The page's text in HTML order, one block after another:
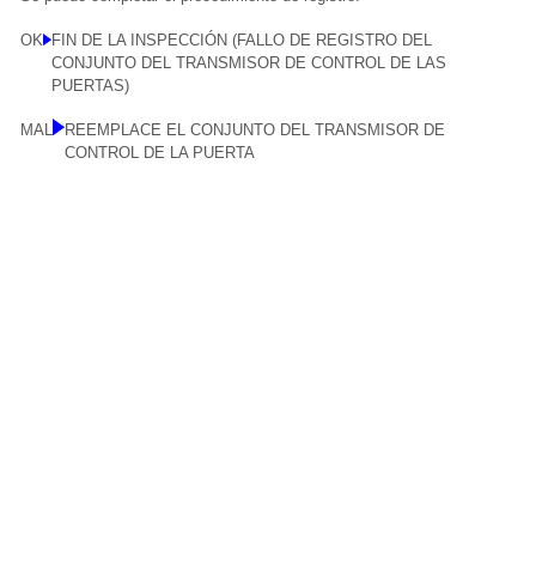
OK FIN DE LA INSPECCIÓN (FALLO DE REGISTRO DEL
CONJUNTO DEL TRANSMISOR DE CONTROL DE LAS
PUERTAS)
MAL
REEMPLACE EL CONJUNTO DEL TRANSMISOR DE
CONTROL DE LA PUERTA